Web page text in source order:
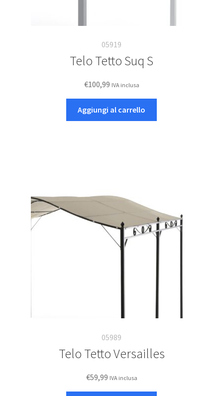
05919
Telo Tetto Suq S
€100,99 IVA inclusa
Aggiungi al carrello
05989
Telo Tetto Versailles
€59,99 IVA inclusa